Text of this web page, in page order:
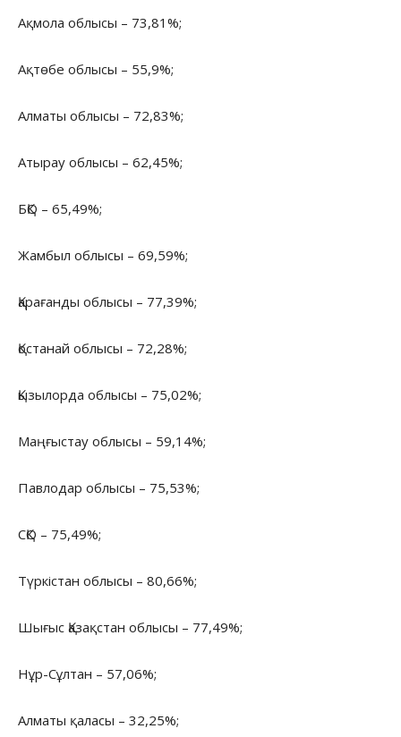
Ақмола облысы – 73,81%;
Ақтөбе облысы – 55,9%;
Алматы облысы – 72,83%;
Атырау облысы – 62,45%;
БҚО – 65,49%;
Жамбыл облысы – 69,59%;
Қарағанды ​​облысы – 77,39%;
Қостанай облысы – 72,28%;
Қызылорда облысы – 75,02%;
Маңғыстау облысы – 59,14%;
Павлодар облысы – 75,53%;
СҚО – 75,49%;
Түркістан облысы – 80,66%;
Шығыс Қазақстан облысы – 77,49%;
Нұр-Сұлтан – 57,06%;
Алматы қаласы – 32,25%;